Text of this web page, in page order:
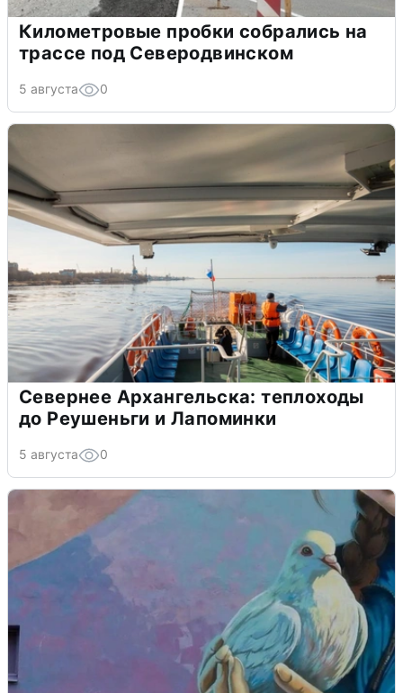
Километровые пробки собрались на
трассе под Северодвинском
5 августа 0
Севернее Архангельска: теплоходы
до Реушеньги и Лапоминки
5 августа 0